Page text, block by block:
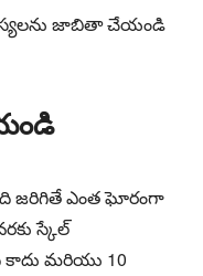
జాబితా చేయండి
జరిగితే ఎంత ఘోరంగా
స్కేల్
కాదు మరియు 10